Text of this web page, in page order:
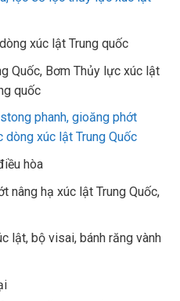
xúc lật Trung quốc
Quốc, Bơm Thủy lực xúc lật
quốc
phanh, gioăng phớt
dòng xúc lật Trung Quốc
hòa
nâng hạ xúc lật Trung Quốc,
lật, bộ visai, bánh răng vành